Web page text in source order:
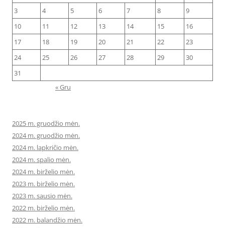
3
4 5 6 7 8
9
10
11 12 13 14 15
16
17
18 19 20 21 22
23
24
25 26 27 28 29
30
31
« Gru
2025 m. gruodžio mėn.
2024 m. gruodžio mėn.
2024 m. lapkričio mėn.
2024 m. spalio mėn.
2024 m. birželio mėn.
2023 m. birželio mėn.
2023 m. sausio mėn.
2022 m. birželio mėn.
2022 m. balandžio mėn.